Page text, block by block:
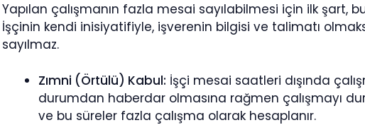
Yapılan çalışmanın fazla mesai sayılabilmesi için ilk
İşçinin kendi inisiyatifiyle, işverenin bilgisi ve talimatı
sayılmaz.
Zımni (Örtülü) Kabul: İşçi mesai saatleri dışında
durumdan haberdar olmasına rağmen çalışmayı
ve bu süreler fazla çalışma olarak hesaplanır.